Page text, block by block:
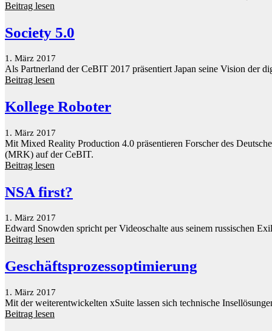
Beitrag lesen
Society 5.0
1. März 2017
Als Partnerland der CeBIT 2017 präsentiert Japan seine Vision der
Beitrag lesen
Kollege Roboter
1. März 2017
Mit Mixed Reality Production 4.0 präsentieren Forscher des
(MRK) auf der CeBIT.
Beitrag lesen
NSA first?
1. März 2017
Edward Snowden spricht per Videoschalte aus seinem russischen
Beitrag lesen
Geschäftsprozessoptimierung
1. März 2017
Mit der weiterentwickelten xSuite lassen sich technische
Beitrag lesen